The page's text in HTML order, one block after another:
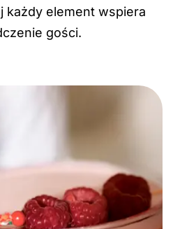
każdy element wspiera
gości.